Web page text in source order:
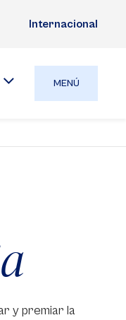
Internacional
MENÚ
y premiar la